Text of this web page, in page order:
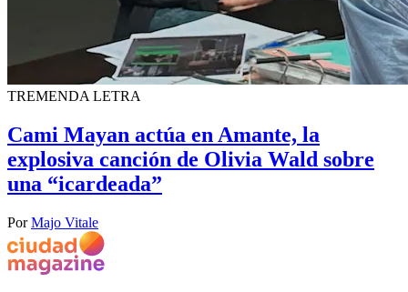
TREMENDA LETRA
Cami Mayan actúa en Amante, la
explosiva canción de Olivia Wald sobre
una “icardeada”
PorMajo Vitale